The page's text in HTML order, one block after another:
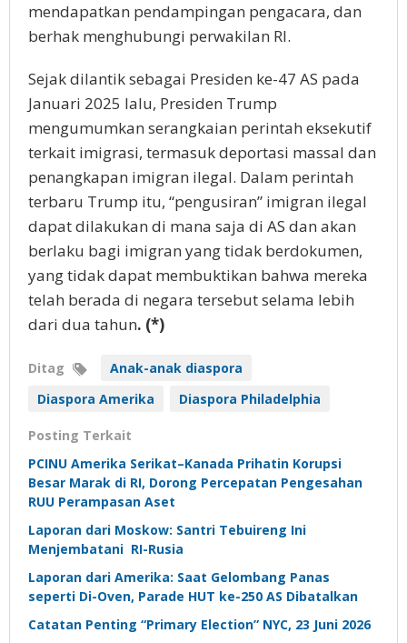
mendapatkan pendampingan pengacara, dan
berhak menghubungi perwakilan RI.
Sejak dilantik sebagai Presiden ke-47 AS pada
Januari 2025 lalu, Presiden Trump
mengumumkan serangkaian perintah eksekutif
terkait imigrasi, termasuk deportasi massal dan
penangkapan imigran ilegal. Dalam perintah
terbaru Trump itu, “pengusiran” imigran ilegal
dapat dilakukan di mana saja di AS dan akan
berlaku bagi imigran yang tidak berdokumen,
yang tidak dapat membuktikan bahwa mereka
telah berada di negara tersebut selama lebih
dari dua tahun. (*)
Ditag
Anak-anak diaspora
Diaspora Amerika
Diaspora Philadelphia
Posting Terkait
PCINU Amerika Serikat–Kanada Prihatin Korupsi
Besar Marak di RI, Dorong Percepatan Pengesahan
RUU Perampasan Aset
Laporan dari Moskow: Santri Tebuireng Ini
Menjembatani RI-Rusia
Laporan dari Amerika: Saat Gelombang Panas
seperti Di-Oven, Parade HUT ke-250 AS Dibatalkan
Catatan Penting “Primary Election” NYC, 23 Juni 2026